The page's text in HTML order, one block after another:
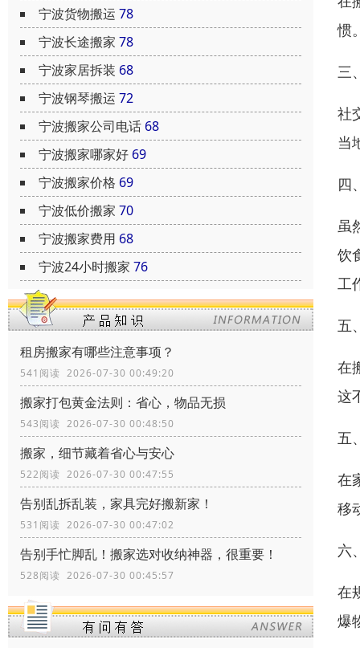
宁波货物搬运 78
宁波长途搬家 78
宁波家居拆装 68
宁波钢琴搬运 72
宁波搬家公司电话 68
宁波搬家哪家好 69
宁波搬家价格 69
宁波低价搬家 70
宁波搬家费用 68
宁波24小时搬家 76
租房搬家有哪些注意事项？
541阅读 2026-07-30 00:49:20
搬家打包黄金法则：省心，物品无损
543阅读 2026-07-30 00:48:50
搬家，细节藏着省心与安心
522阅读 2026-07-30 00:47:55
告别乱拆乱装，家具完好搬新家！
531阅读 2026-07-30 00:47:02
告别手忙脚乱！搬家选对收纳神器，很重要！
528阅读 2026-07-30 00:45:57
惯
三
社
当
四
虽
饮
工
五
在
这
五
在
移
六
在
爆